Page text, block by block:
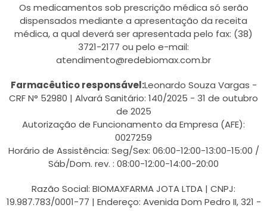
Os medicamentos sob prescrição médica só serão
dispensados mediante a apresentação da receita
médica, a qual deverá ser apresentada pelo fax: (38)
3721-2177 ou pelo e-mail:
atendimento@redebiomax.com.br
Farmacêutico responsável:Leonardo Souza Vargas -
CRF N° 52980 | Alvará Sanitário: 140/2025 - 31 de outubro
de 2025
Autorização de Funcionamento da Empresa (AFE):
0027259
Horário de Assistência: Seg/Sex: 06:00-12:00-13:00-15:00 /
Sáb/Dom. rev. : 08:00-12:00-14:00-20:00
Razão Social: BIOMAXFARMA JOTA LTDA | CNPJ:
19.987.783/0001-77 | Endereço: Avenida Dom Pedro II, 321 -